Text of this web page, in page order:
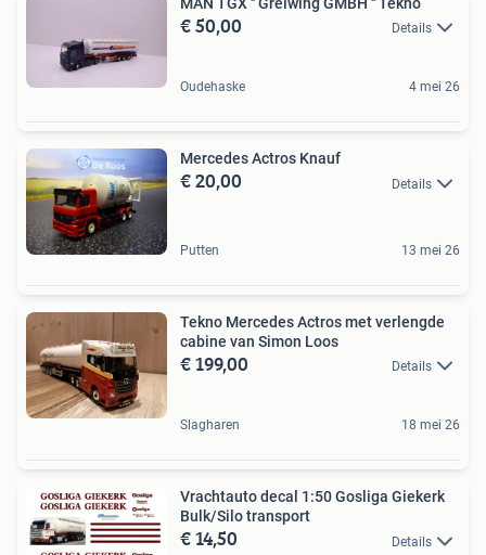
€ 50,00 Details
Oudehaske 4 mei 26
Mercedes Actros Knauf
€ 20,00 Details
Putten 13 mei 26
Tekno Mercedes Actros met verlengde
cabine van Simon Loos
€ 199,00 Details
Slagharen 18 mei 26
Vrachtauto decal 1:50 Gosliga Giekerk
Bulk/Silo transport
€ 14,50 Details